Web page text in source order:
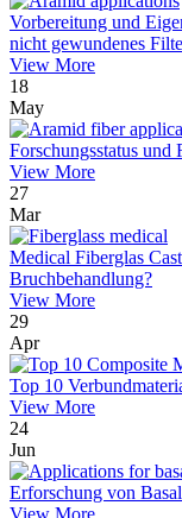
Vorbereitung und
nicht gewundenes
View More
18
May
Forschungsstatus und
View More
27
Mar
Medical Fiberglas
Bruchbehandlung?
View More
29
Apr
Top 10
View More
24
Jun
Erforschung von